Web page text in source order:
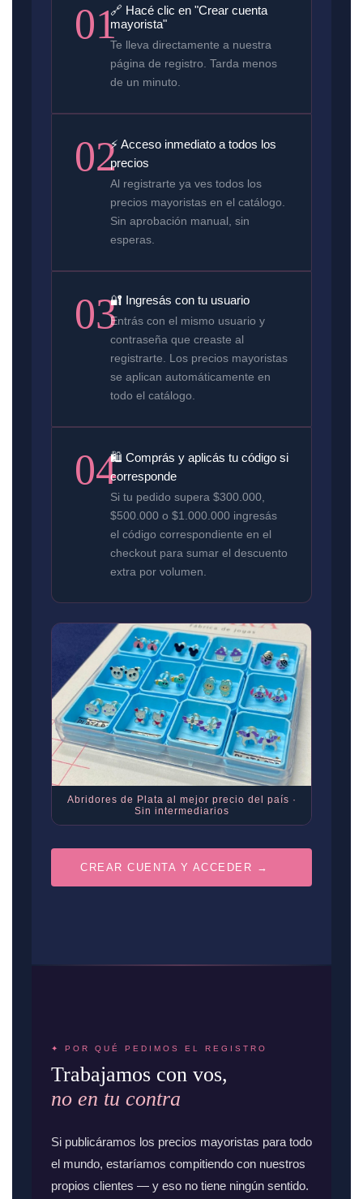
01🔗 Hacé clic en "Crear cuenta
mayorista"
Te lleva directamente a nuestra
página de registro. Tarda menos
de un minuto.
02⚡ Acceso inmediato a todos los
precios
Al registrarte ya ves todos los
precios mayoristas en el catálogo.
Sin aprobación manual, sin
esperas.
03🔐 Ingresás con tu usuario
Entrás con el mismo usuario y
contraseña que creaste al
registrarte. Los precios mayoristas
se aplican automáticamente en
todo el catálogo.
04🛍️ Comprás y aplicás tu código si
corresponde
Si tu pedido supera $300.000,
$500.000 o $1.000.000 ingresás
el código correspondiente en el
checkout para sumar el descuento
extra por volumen.
Abridores de Plata al mejor precio del país ·
Sin intermediarios
CREAR CUENTA Y ACCEDER →
✦ POR QUÉ PEDIMOS EL REGISTRO
Trabajamos con vos,
no en tu contra
Si publicáramos los precios mayoristas para todo
el mundo, estaríamos compitiendo con nuestros
propios clientes — y eso no tiene ningún sentido.